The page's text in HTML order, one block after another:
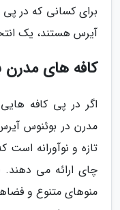
برای کسانی که در
آیرس هستند، یک
کافه های
اگر در پی کافه
مدرن در بوئنوس
تازه و نوآورانه است
چای ارائه می دهند.
منوهای متنوع و